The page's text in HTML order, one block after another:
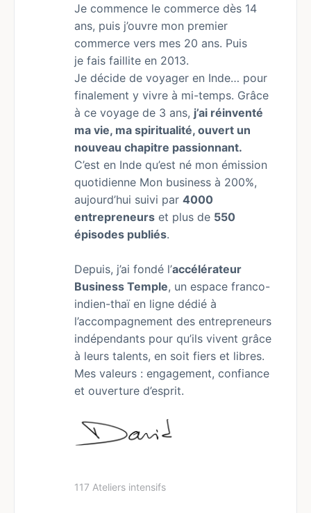
Je commence le commerce dès 14
ans, puis j’ouvre mon premier
commerce vers mes 20 ans. Puis
je fais faillite en 2013.
Je décide de voyager en Inde… pour
finalement y vivre à mi-temps. Grâce
à ce voyage de 3 ans, j’ai réinventé
ma vie, ma spiritualité, ouvert un
nouveau chapitre passionnant.
C’est en Inde qu’est né mon émission
quotidienne Mon business à 200%,
aujourd’hui suivi par4000
entrepreneurs et plus de 550
épisodes publiés.
Depuis, j’ai fondé l’accélérateur
Business Temple, un espace franco-
indien-thaï en ligne dédié à
l’accompagnement des entrepreneurs
indépendants pour qu’ils vivent grâce
à leurs talents, en soit fiers et libres.
Mes valeurs : engagement, confiance
et ouverture d’esprit.
117 Ateliers intensifs